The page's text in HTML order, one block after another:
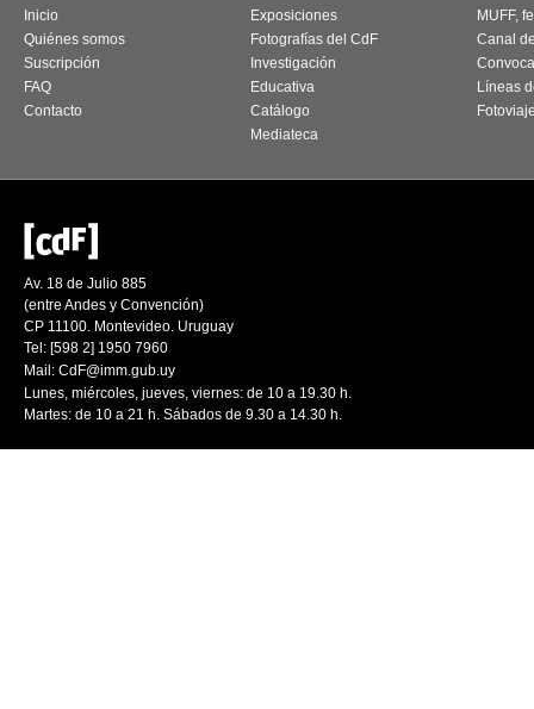
Inicio
Quiénes somos
Suscripción
FAQ
Contacto
Exposiciones
Fotografías del CdF
Investigación
Educativa
Catálogo
Mediateca
MUFF,
Canal
Líneas
Av. 18 de Julio 885
(entre Andes y Convención)
CP 11100. Montevideo. Uruguay
Tel: [598 2] 1950 7960
Mail: CdF@imm.gub.uy
Lunes, miércoles, jueves, viernes: de 10 a 19.30 h.
Martes: de 10 a 21 h. Sábados de 9.30 a 14.30 h.